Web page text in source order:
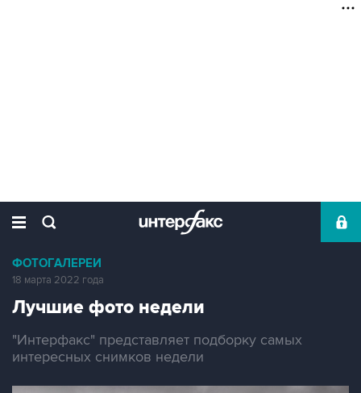
ФОТОГАЛЕРЕИ
18 марта 2022 года
Лучшие фото недели
"Интерфакс" представляет подборку самых
интересных снимков недели